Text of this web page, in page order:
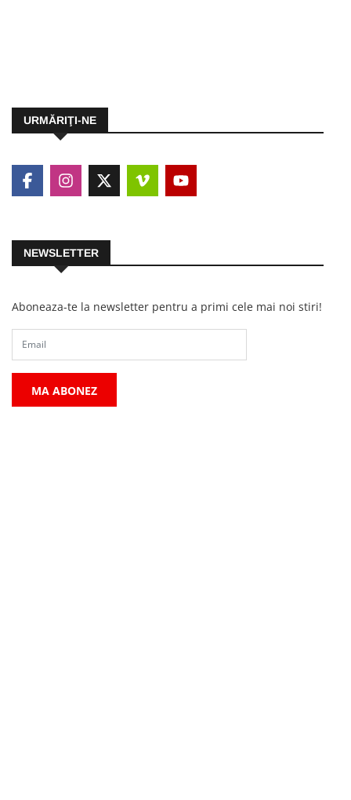
URMĂRIŢI-NE
NEWSLETTER
Aboneaza-te la newsletter pentru a primi cele mai noi stiri!
MA ABONEZ